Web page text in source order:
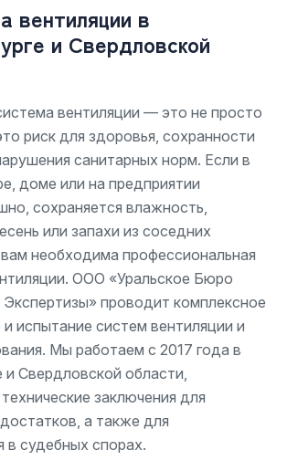
вентиляции в
и Свердловской
вентиляции — это не просто
риск для здоровья, сохранности
санитарных норм. Если в
доме или на предприятии
сохраняется влажность,
или запахи из соседних
необходима профессиональная
ООО «Уральское Бюро
проводит комплексное
испытание систем вентиляции и
Мы работаем с 2017 года в
и Свердловской области,
заключения для
а также для
в судебных спорах.